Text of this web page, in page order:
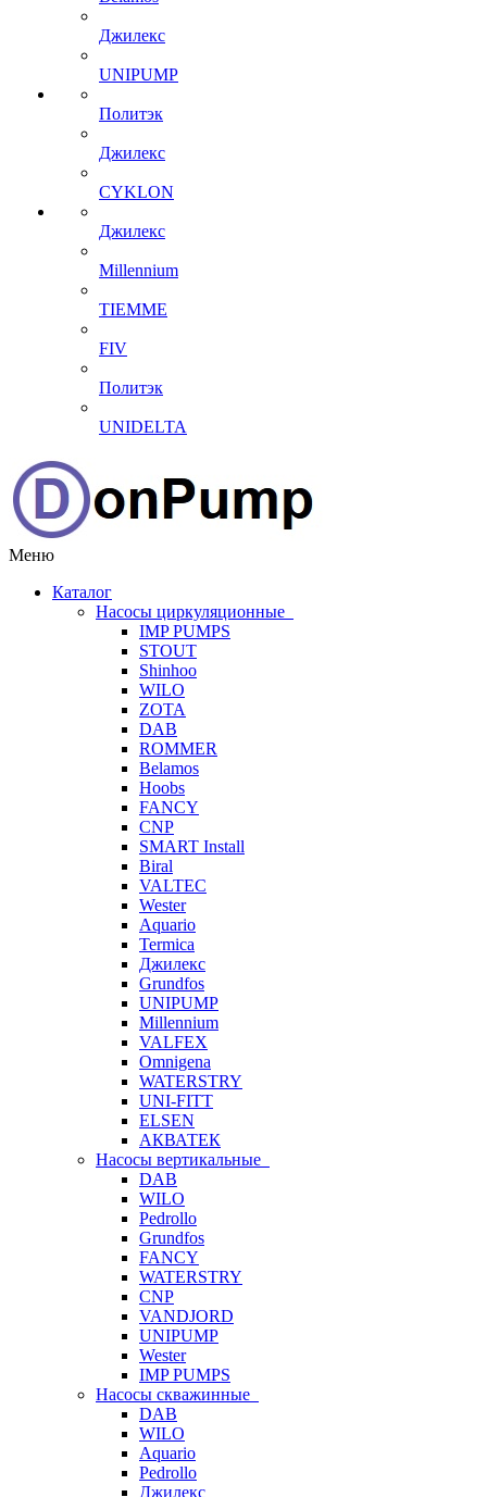
Джилекс
UNIPUMP
Политэк
Джилекс
CYKLON
Джилекс
Millennium
TIEMME
FIV
Политэк
UNIDELTA
Меню
Каталог
Насосы циркуляционные
IMP PUMPS
STOUT
Shinhoo
WILO
ZOTA
DAB
ROMMER
Belamos
Hoobs
FANCY
CNP
SMART Install
Biral
VALTEC
Wester
Aquario
Termica
Джилекс
Grundfos
UNIPUMP
Millennium
VALFEX
Omnigena
WATERSTRY
UNI-FITT
ELSEN
АКВАТЕК
Насосы вертикальные
DAB
WILO
Pedrollo
Grundfos
FANCY
WATERSTRY
CNP
VANDJORD
UNIPUMP
Wester
IMP PUMPS
Насосы скважинные
DAB
WILO
Aquario
Pedrollo
Джилекс